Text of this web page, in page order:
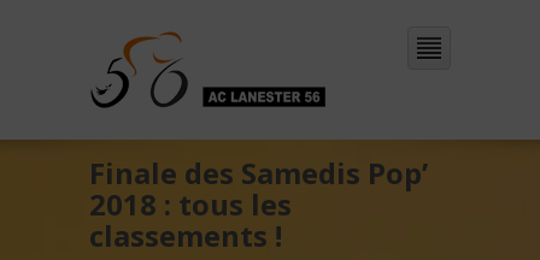
Finale des Samedis Pop’
2018 : tous les
classements !